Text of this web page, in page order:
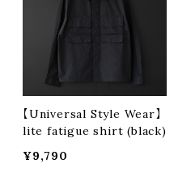
【Universal Style Wear】
lite fatigue shirt (black)
¥9,790